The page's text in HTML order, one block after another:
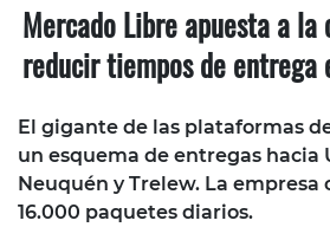
Mercado Libre apuesta a la
reducir tiempos de entrega
El gigante de las plataformas
un esquema de entregas hacia
Neuquén y Trelew. La empresa
16.000 paquetes diarios.